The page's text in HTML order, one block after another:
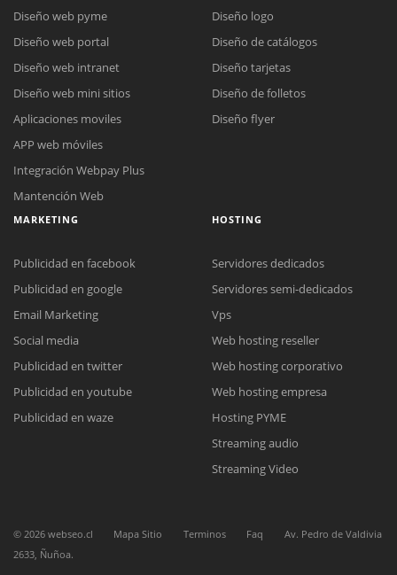
Reunión online
Nuestros ejecutivos le enviarán un correo electrónico con el enlace a
Meet para la reunión online.
Cotización
Chat Online
Todos nuestros ejecutivos están fuera de línea. Complete el formulario
Diseño web pyme
Diseño web portal
Diseño web intranet
Diseño web mini sitios
Aplicaciones moviles
APP web móviles
Integración Webpay Plus
Mantención Web
Diseño logo
Diseño de catálogos
Diseño tarjetas
Diseño de folletos
Diseño flyer
MARKETING
Publicidad en facebook
Publicidad en google
Email Marketing
Social media
Publicidad en twitter
Publicidad en youtube
Publicidad en waze
HOSTING
Servidores dedicados
Servidores semi-dedicados
Vps
Web hosting reseller
Web hosting corporativo
Web hosting empresa
Hosting PYME
Streaming audio
Streaming Video
© 2026 webseo.cl Mapa Sitio Terminos Faq
Av. Pedro de Valdivia
2633, Ñuñoa.